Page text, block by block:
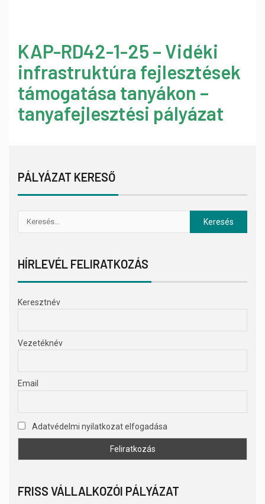
KAP-RD42-1-25 – Vidéki
infrastruktúra fejlesztések
támogatása tanyákon –
tanyafejlesztési pályázat
PÁLYÁZAT KERESŐ
HÍRLEVÉL FELIRATKOZÁS
Keresztnév
Vezetéknév
Email
Adatvédelmi nyilatkozat elfogadása
FRISS VÁLLALKOZÓI PÁLYÁZAT